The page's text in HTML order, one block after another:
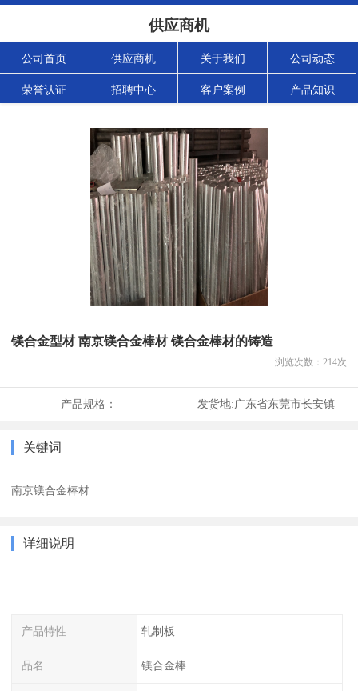
供应商机
公司首页 供应商机 关于我们 公司动态
荣誉认证 招聘中心 客户案例 产品知识
镁合金型材 南京镁合金棒材 镁合金棒材的铸造
浏览次数： 214次
产品规格： 发货地:广东省东莞市长安镇
关键词
南京镁合金棒材
详细说明
产品特性 轧制板
品名 镁合金棒